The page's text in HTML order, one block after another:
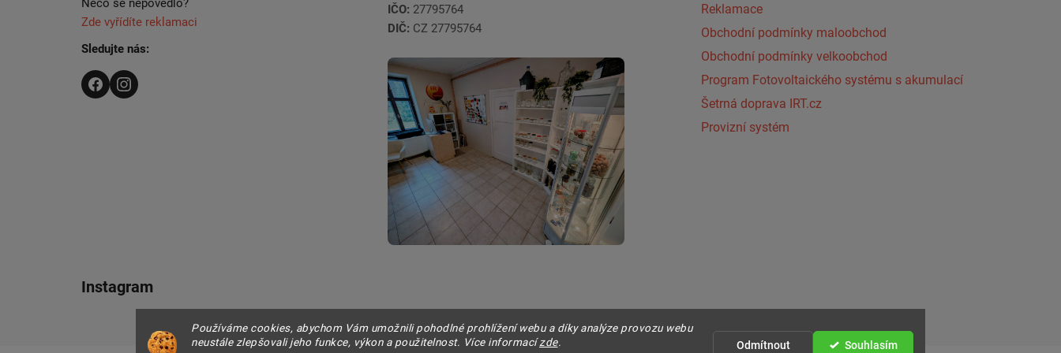
Používáme cookies, abychom Vám umožnili pohodlné prohlížení webu a díky analýze provozu webu
neustále zlepšovali jeho funkce, výkon a použitelnost. Více informacízde. Odmítnout Souhlasím
Něco se nepovedlo?
Zde vyřídíte reklamaci
Sledujte nás:
IČO: 27795764
DIČ: CZ 27795764
Reklamace
Obchodní podmínky maloobchod
Obchodní podmínky velkoobchod
Program Fotovoltaického systému s akumulací
Šetrná doprava IRT.cz
Provizní systém
Instagram